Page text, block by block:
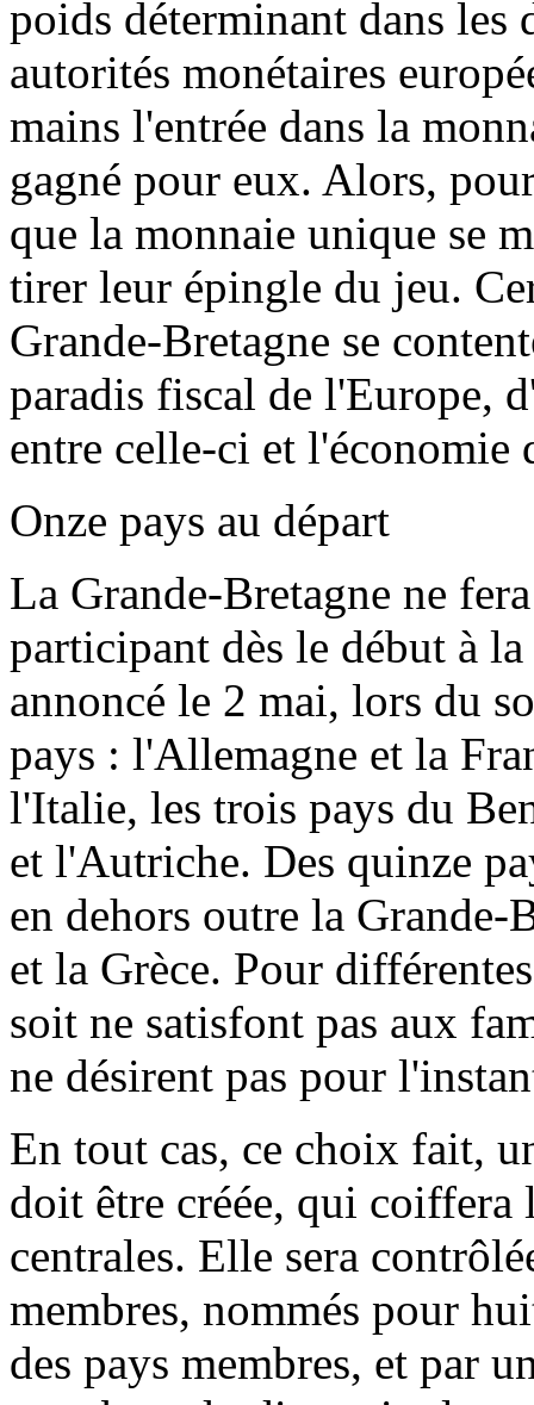
poids déterminant dans les
autorités monétaires
mains l'entrée dans la
gagné pour eux. Alors,
que la monnaie unique se
tirer leur épingle du jeu.
Grande-Bretagne se
paradis fiscal de l'Europe,
entre celle-ci et l'économie
Onze pays au départ
La Grande-Bretagne ne
participant dès le début à
annoncé le 2 mai, lors du
pays : l'Allemagne et la
l'Italie, les trois pays du
et l'Autriche. Des quinze
en dehors outre la Grande-
et la Grèce. Pour
soit ne satisfont pas aux
ne désirent pas pour
En tout cas, ce choix fait,
doit être créée, qui coiffera
centrales. Elle sera
membres, nommés pour
des pays membres, et par